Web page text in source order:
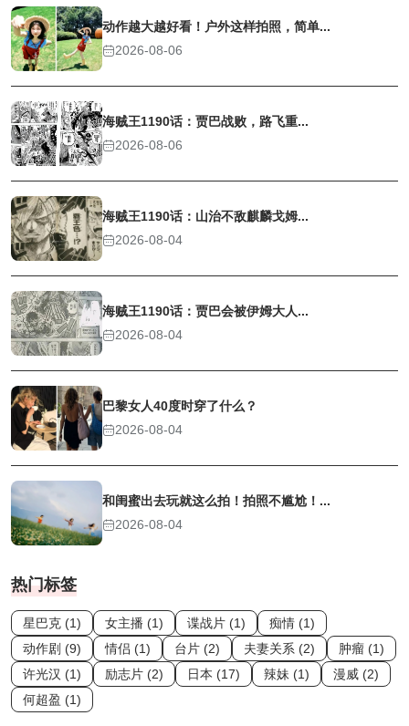
动作越大越好看！户外这样拍照，简单...
2026-08-06
海贼王1190话：贾巴战败，路飞重...
2026-08-06
海贼王1190话：山治不敌麒麟戈姆...
2026-08-04
海贼王1190话：贾巴会被伊姆大人...
2026-08-04
巴黎女人40度时穿了什么？
2026-08-04
和闺蜜出去玩就这么拍！拍照不尴尬！...
2026-08-04
热门标签
星巴克 (1) 女主播 (1) 谍战片 (1)
痴情 (1)
动作剧 (9)
情侣 (1) 台片 (2) 夫妻关系 (2)
肿瘤 (1)
许光汉 (1)
励志片 (2) 日本 (17) 辣妹 (1)
漫威 (2)
何超盈 (1)